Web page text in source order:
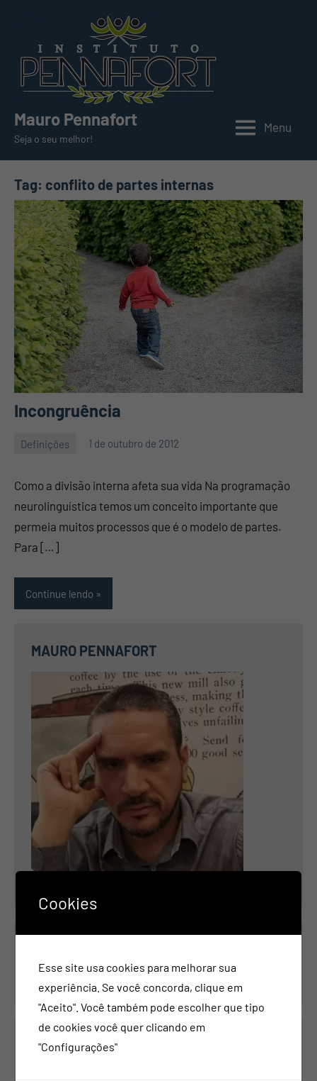
conteúdo
Mauro Pennafort
Seja o seu melhor!
Menu
Tag: conflito de partes internas
Incongruência
Definições 1 de outubro de 2012
Nenhum
Como a divisão interna afeta sua vida Na programação
neurolinguística temos um conceito importante que
permeia muitos processos que é o modelo de partes.
Para […]
Continue lendo
MAURO PENNAFORT
Contatos
Pesquisar
Cookies
Esse site usa cookies para melhorar sua
experiência. Se você concorda, clique em
"Aceito". Você também pode escolher que tipo
de cookies você quer clicando em
"Configurações"